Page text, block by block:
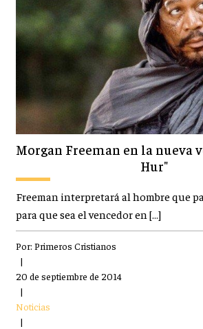
Morgan Freeman en la nueva
Hur"
Freeman interpretará al hombre que
para que sea el vencedor en […]
Por: Primeros Cristianos
|
20 de septiembre de 2014
|
Noticias
|